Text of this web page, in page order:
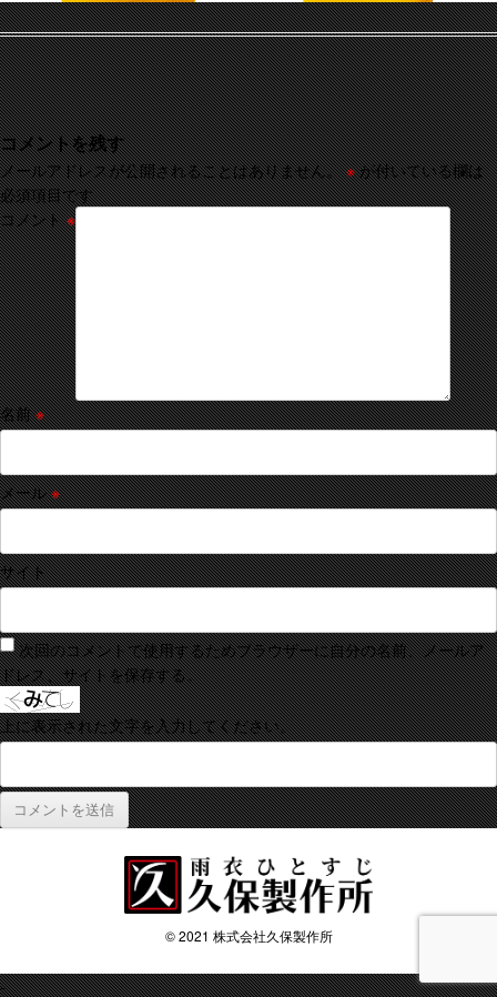
コメントを残す
メールアドレスが公開されることはありません。 ※が付いている欄は
必須項目です
コメント※
名前※
メール※
サイト
次回のコメントで使用するためブラウザーに自分の名前、メールア
ドレス、サイトを保存する。
上に表示された文字を入力してください。
© 2021 株式会社久保製作所
-